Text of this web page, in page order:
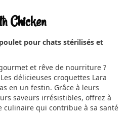
Chicken
pour chats stérilisés et
et rêve de nourriture ?
délicieuses croquettes Lara
en un festin. Grâce à leurs
saveurs irrésistibles, offrez à
culinaire qui contribue à sa santé